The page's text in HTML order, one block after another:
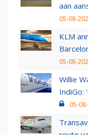
aan
05-08-
KLM
05-08-
Willie
IndiGo:
05-